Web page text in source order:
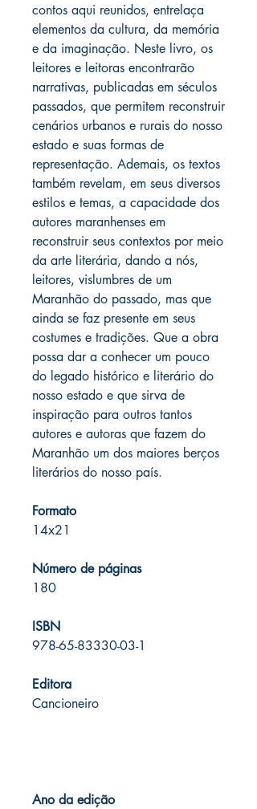
contos aqui reunidos, entrelaça
elementos da cultura, da memória
e da imaginação. Neste livro, os
leitores e leitoras encontrarão
narrativas, publicadas em séculos
passados, que permitem reconstruir
cenários urbanos e rurais do nosso
estado e suas formas de
representação. Ademais, os textos
também revelam, em seus diversos
estilos e temas, a capacidade dos
autores maranhenses em
reconstruir seus contextos por meio
da arte literária, dando a nós,
leitores, vislumbres de um
Maranhão do passado, mas que
ainda se faz presente em seus
costumes e tradições. Que a obra
possa dar a conhecer um pouco
do legado histórico e literário do
nosso estado e que sirva de
inspiração para outros tantos
autores e autoras que fazem do
Maranhão um dos maiores berços
literários do nosso país.
Formato
14x21
Número de páginas
180
ISBN
978-65-83330-03-1
Editora
Cancioneiro
Ano da edição